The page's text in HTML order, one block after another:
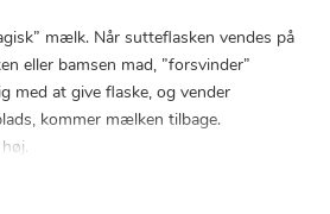
mælk. Når sutteflasken vendes på
eller bamsen mad, ”forsvinder”
med at give flaske, og vender
kommer mælken tilbage.